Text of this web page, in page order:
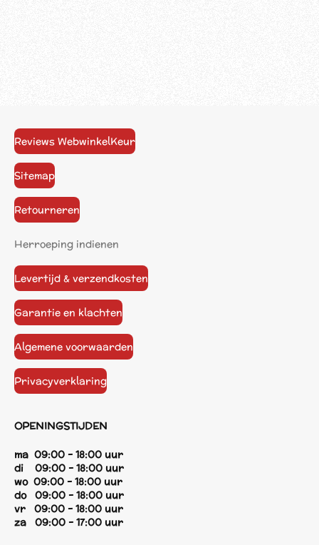
Reviews WebwinkelKeur
Sitemap
Retourneren
Herroeping indienen
Levertijd & verzendkosten
Garantie en klachten
Algemene voorwaarden
Privacyverklaring
OPENINGSTIJDEN
ma 09:00 - 18:00 uur
di 09:00 - 18:00 uur
wo 09:00 - 18:00 uur
do 09:00 - 18:00 uur
vr 09:00 - 18:00 uur
za 09:00 - 17:00 uur